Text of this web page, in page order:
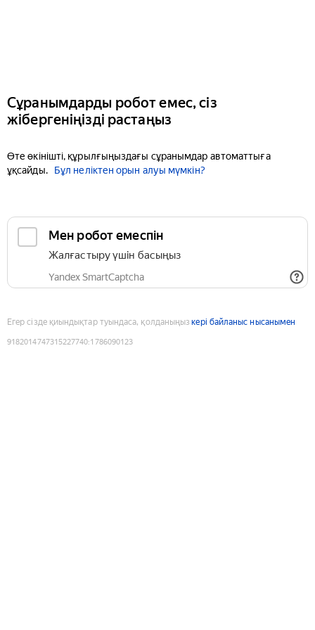
Сұранымдарды робот емес, сіз
жібергеніңізді растаңыз
Өте өкінішті, құрылғыңыздағы сұранымдар автоматтыға
ұқсайды.
Бұл неліктен орын алуы мүмкін?
Мен робот емеспін
Жалғастыру үшін басыңыз
Yandex SmartCaptcha
Егер сізде қиындықтар туындаса, қолданыңыз кері байланыс нысанымен
9182014747315227740:1786090123